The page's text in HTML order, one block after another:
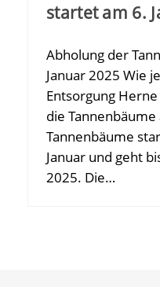
startet am 6.
Abholung der
Januar 2025 Wie
Entsorgung
die
Tannenbäume
Januar und geht
2025. Die…